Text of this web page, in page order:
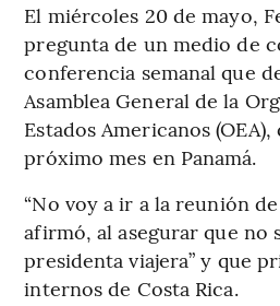
El miércoles 20 de mayo,
pregunta de un medio de
conferencia semanal que
Asamblea General de la
Estados Americanos
próximo mes en Panamá.
“No voy a ir a la reunión de
afirmó, al asegurar que no
presidenta viajera” y que
internos de Costa Rica.